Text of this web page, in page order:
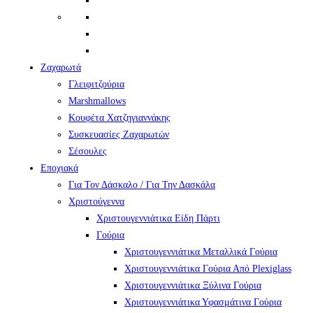
Ζαχαρωτά
Γλειφιτζούρια
Marshmallows
Κουφέτα Χατζηγιαννάκης
Συσκευασίες Ζαχαρωτών
Σέσουλες
Εποχιακά
Για Τον Δάσκαλο / Για Την Δασκάλα
Χριστούγεννα
Χριστουγεννιάτικα Είδη Πάρτι
Γούρια
Χριστουγεννιάτικα Μεταλλικά Γούρια
Χριστουγεννιάτικα Γούρια Από Plexiglass
Χριστουγεννιάτικα Ξύλινα Γούρια
Χριστουγεννιάτικα Υφασμάτινα Γούρια